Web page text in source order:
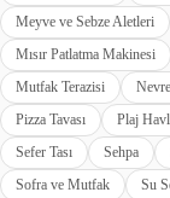
Meyve ve Sebze Aletleri
Mısır Patlatma Makinesi
Mutfak Terazisi
Pizza Tavası
Plaj
Sefer Tası
Sehpa
Sofra ve Mutfak
Su